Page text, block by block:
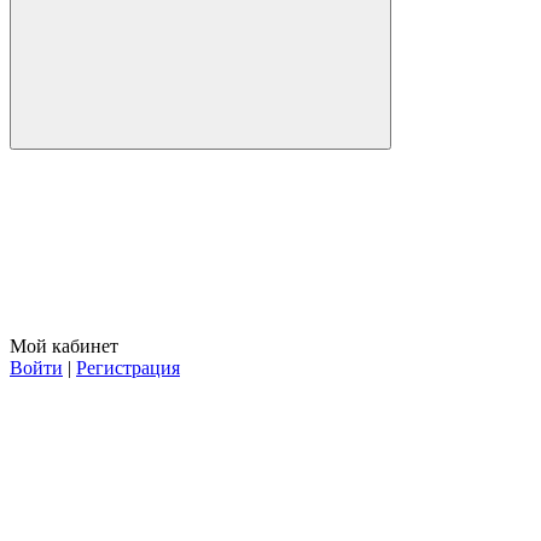
Мой кабинет
Войти | Регистрация